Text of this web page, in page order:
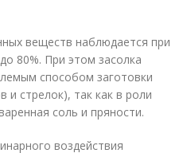
веществ наблюдается при
80%. При этом засолка
способом заготовки
и стрелок), так как в роли
соль и пряности.
воздействия